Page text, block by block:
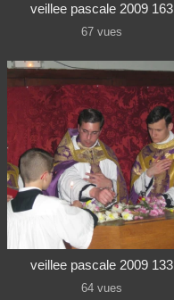
veillee pascale 2009 163
67 vues
veillee pascale 2009 133
64 vues